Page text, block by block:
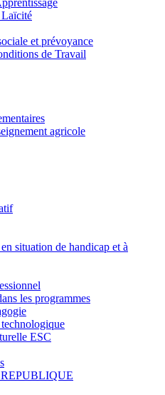
et prévoyance
de Travail
agricole
situation de handicap et à
les programmes
technologique
ESC